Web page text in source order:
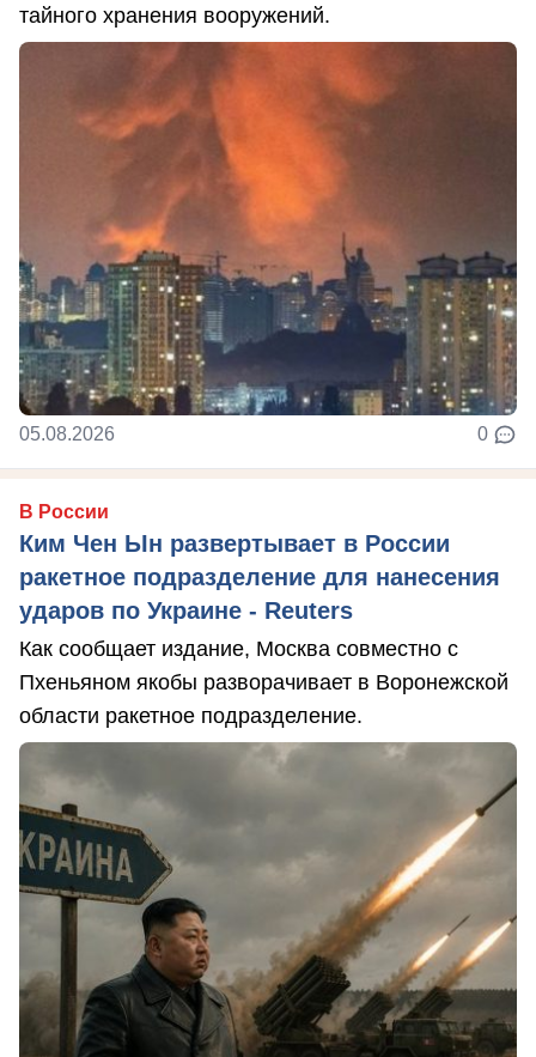
тайного хранения вооружений.
05.08.2026 0
В России
Ким Чен Ын развертывает в России
ракетное подразделение для нанесения
ударов по Украине - Reuters
Как сообщает издание, Москва совместно с
Пхеньяном якобы разворачивает в Воронежской
области ракетное подразделение.